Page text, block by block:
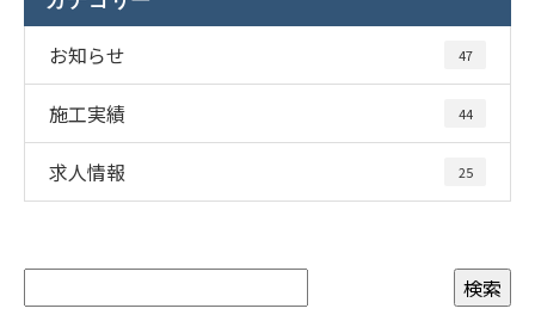
お知らせ 47
施工実績 44
求人情報 25